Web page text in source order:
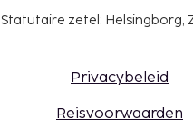
Statutaire zetel: Helsingborg,
Privacybeleid
Reisvoorwaarden